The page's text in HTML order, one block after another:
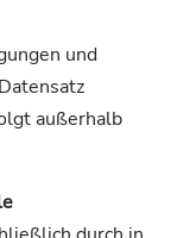
und
außerhalb